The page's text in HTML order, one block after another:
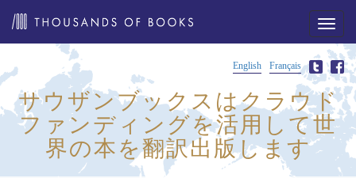
メ
ュ
ー
English Français
サウザンブックスはクラウド
ファンディングを活用して世
界の本を翻訳出版します